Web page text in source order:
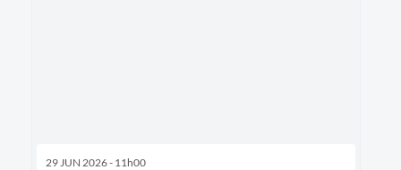
29 JUN 2026 - 11h00